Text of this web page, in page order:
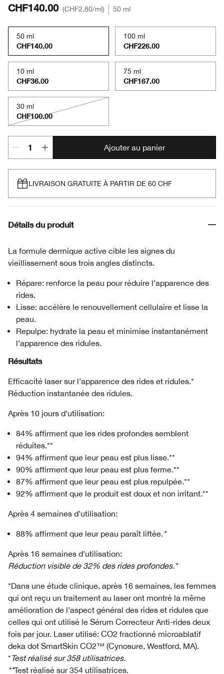
CHF140.00 CHF2.80/ml 50 ml
50 ml
CHF140.00
100 ml
CHF226.00
10 ml
CHF36.00
75 ml
CHF167.00
30 ml
CHF100.00
Ajouter au panier
LIVRAISON GRATUITE À PARTIR DE 60 CHF
Détails du produit
La formule dermique active cible les signes du
vieillissement sous trois angles distincts.
Répare: renforce la peau pour réduire l’apparence des
rides.
Lisse: accélère le renouvellement cellulaire et lisse la
peau.
Repulpe: hydrate la peau et minimise instantanément
l’apparence des ridules.
Résultats
Efficacité laser sur l’apparence des rides et ridules.*
Réduction instantanée des ridules.
Après 10 jours d’utilisation:
84% affirment que les rides profondes semblent
réduites.**
94% affirment que leur peau est plus lisse.**
90% affirment que leur peau est plus ferme.**
87% affirment que leur peau est plus repulpée.**
92% affirment que le produit est doux et non irritant.**
Après 4 semaines d’utilisation:
88% affirment que leur peau paraît liftée.*
Après 16 semaines d’utilisation:
Réduction visible de 32% des rides profondes.*
*Dans une étude clinique, après 16 semaines, les femmes
qui ont reçu un traitement au laser ont montré la même
amélioration de l’aspect général des rides et ridules que
celles qui ont utilisé le Sérum Correcteur Anti-rides deux
fois par jour. Laser utilisé: CO2 fractionné microablatif
deka dot SmartSkin CO2™ (Cynosure, Westford, MA).
*Test réalisé sur 358 utilisatrices.
**Test réalisé sur 354 utilisatrices.